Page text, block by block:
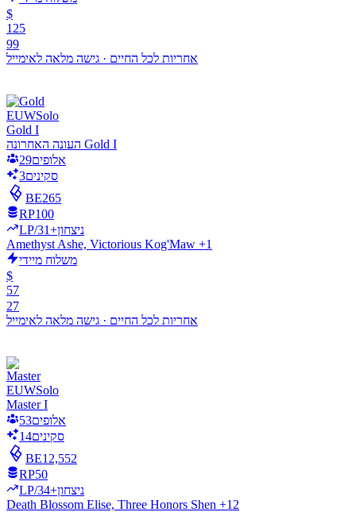
$
125
99
אחריות לכל החיים · גישה מלאה לאימייל
EUWSolo
Gold I
העונה האחרונה Gold I
אלופים29
סקינים3
BE265
RP100
LP/ניצחון+31
Amethyst Ashe, Victorious Kog'Maw +1
משלוח מיידי
$
57
27
אחריות לכל החיים · גישה מלאה לאימייל
EUWSolo
Master I
אלופים53
סקינים14
BE12,552
RP50
LP/ניצחון+34
Death Blossom Elise, Three Honors Shen +12